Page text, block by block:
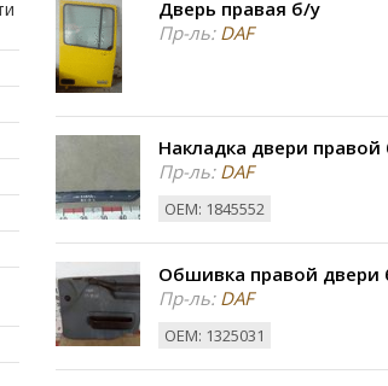
Дверь правая б/у
Пр-ль:DAF
Накладка двери правой
Пр-ль:DAF
ОЕМ: 1845552
Обшивка правой двери
Пр-ль:DAF
ОЕМ: 1325031